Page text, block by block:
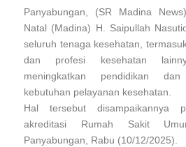
c
e
o
o
k
at
s
A
p
p
e
a
d
s
p
y
Li
n
k
Panyabungan, (SR Madina
Natal (Madina) H. Saipullah
seluruh tenaga kesehatan,
dan profesi kesehatan
meningkatkan pendidikan
kebutuhan pelayanan kesehatan.
Hal tersebut disampaikannya
akreditasi Rumah Sakit
Panyabungan, Rabu (10/12/2025).